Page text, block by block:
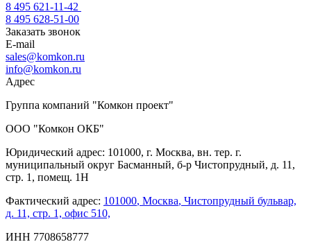
8 495 621-11-42
8 495 628-51-00
Заказать звонок
E-mail
sales@komkon.ru
info@komkon.ru
Адрес
Группа компаний "Комкон проект"
ООО "Комкон ОКБ"
Юридический адрес: 101000, г. Москва, вн. тер. г.
муниципальный округ Басманный, б-р Чистопрудный, д. 11,
стр. 1, помещ. 1Н
Фактический адрес: 101000, Москва, Чистопрудный бульвар,
д. 11, стр. 1, офис 510,
ИНН 7708658777